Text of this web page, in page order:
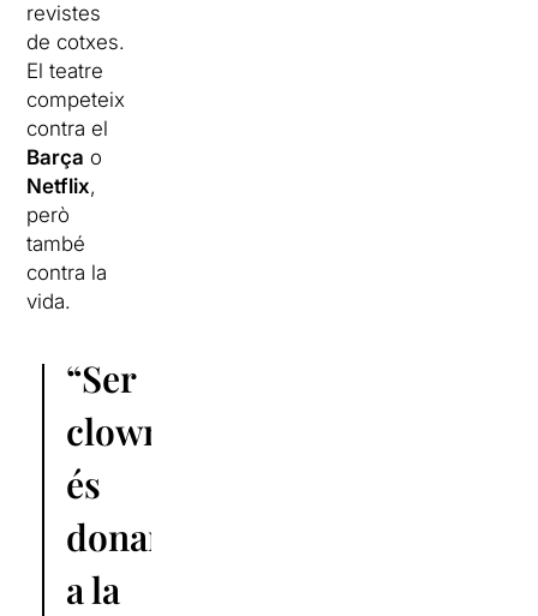
revistes
de cotxes.
El teatre
competeix
contra el
Barça o
Netflix,
però
també
contra la
vida.
“Ser
clown
és
donar
a la